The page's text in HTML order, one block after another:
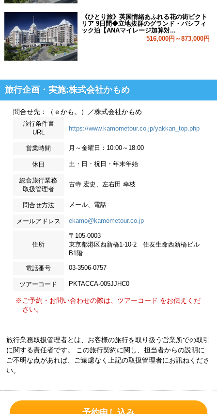
《ひとり旅》英国情緒あふれる花の街ビクト
リア 9日間◆立地抜群のグランド・パシフィ
ック泊【ANAマイレージ加算対...
516,000円～873,000円
旅行企画・実施:株式会社かもめ
問合せ先：（ｅかも。）／株式会社かもめ
旅行条件書
URL
https://www.kamometour.co.jp/yakkan_top.php
営業時間 月～金曜日：10:00～18:00
休日 土・日・祝日・年末年始
総合旅行業務
取扱管理者
古寺 宏史、左右田 幸枝
問合せ方法 メール、電話
メールアドレス ekamo@kamometour.co.jp
住所
〒105-0003
東京都港区西新橋1-10-2 住友生命西新橋ビル
B1階
電話番号 03-3506-0757
ツアーコード PKTACCA-005JJHC0
※ご予約・お問い合わせの際は、ツアーコード をお伝えくだ
さい。
旅行業務取扱管理者とは、お客様の旅行を取り扱う営業所での取引
に関する責任者です。 この旅行契約に関し、担当者からの説明に
ご不明な点があれば、ご遠慮なく上記の取扱管理者にお訊ねくださ
い。